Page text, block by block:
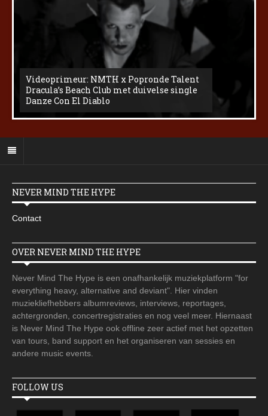
Videoprimeur: NMTH x Popronde Talent
Dracula’s Beach Club met duivelse single
Danze Con El Diablo
NEVER MIND THE HYPE
Contact
OVER NEVER MIND THE HYPE
Never Mind The Hype is een onafhankelijk muziekplatform "for
everything heavy, alternative and deviant". Hier vinden
muziekliefhebbers albumreviews, interviews, reportages,
achtergronden, concertregistraties en nog veel meer. Hiernaast
is Never Mind The Hype ook offline zeer actief met het opzetten
van tours, band support en het organiseren van sessies en
andere music events.
FOLLOW US